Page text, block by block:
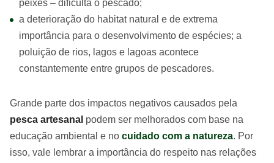
peixes – dificulta o pescado;
a deterioração do habitat natural e de extrema
importância para o desenvolvimento de espécies; a
poluição de rios, lagos e lagoas acontece
constantemente entre grupos de pescadores.
Grande parte dos impactos negativos causados pela
pesca artesanal podem ser melhorados com base na
educação ambiental e no cuidado com a natureza. Por
isso, vale lembrar a importância do respeito nas relações